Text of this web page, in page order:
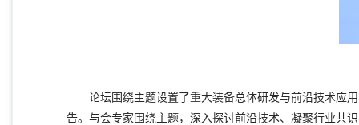
论坛围绕主题设置了重大装备总体研发与前沿技术应
告。与会专家围绕主题，深入探讨前沿技术、 凝聚行业共